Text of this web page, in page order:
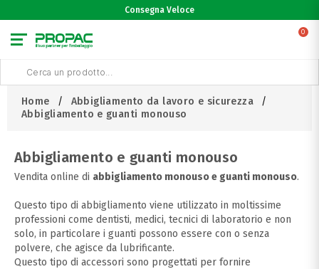
0
Consegna Veloce
Home
Abbigliamento da lavoro e sicurezza
Abbigliamento e guanti monouso
Abbigliamento e guanti monouso
Vendita online di abbigliamento monouso e guanti monouso.
Questo tipo di abbigliamento viene utilizzato in moltissime
professioni come dentisti, medici, tecnici di laboratorio e non
solo, in particolare i guanti possono essere con o senza
polvere, che agisce da lubrificante.
Questo tipo di accessori sono progettati per fornire